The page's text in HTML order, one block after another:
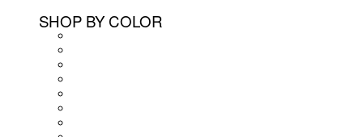
SHOP BY COLOR